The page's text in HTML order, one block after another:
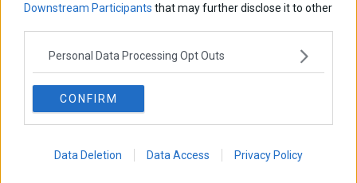
Downstream Participants that may further disclose it to other
Personal Data Processing Opt Outs
CONFIRM
Data Deletion Data Access Privacy Policy
Νικόλαος Φουρτζής
Θανάσης Κρητικός
Στις 11/12 το πρώτο ευρωπαϊκό ντέρμπι «αιωνίων»